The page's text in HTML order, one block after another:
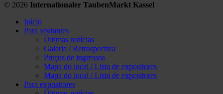
© 2026 Internationaler TaubenMarkt Kassel |
Início
Para visitantes
Últimas notícias
Galeria / Retrospectiva
Preços de ingressos
Mapa do local / Lista de expositores
Mapa do local / Lista de expositores
Para expositores